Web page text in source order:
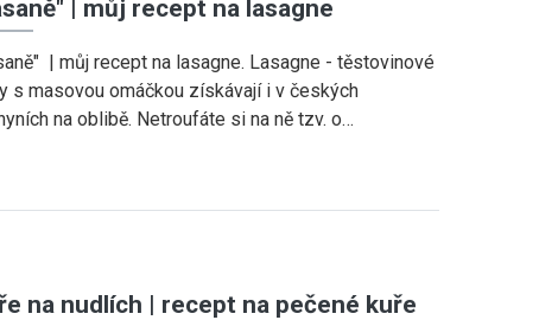
| můj recept na lasagne
| můj recept na lasagne. Lasagne - těstovinové
s masovou omáčkou získávají i v českých
na oblibě. Netroufáte si na ně tzv. o…
na nudlích | recept na pečené kuře